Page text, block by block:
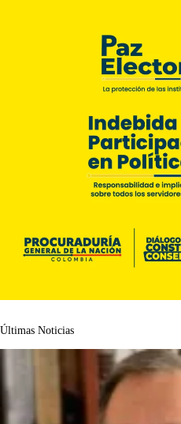
Últimas Noticias